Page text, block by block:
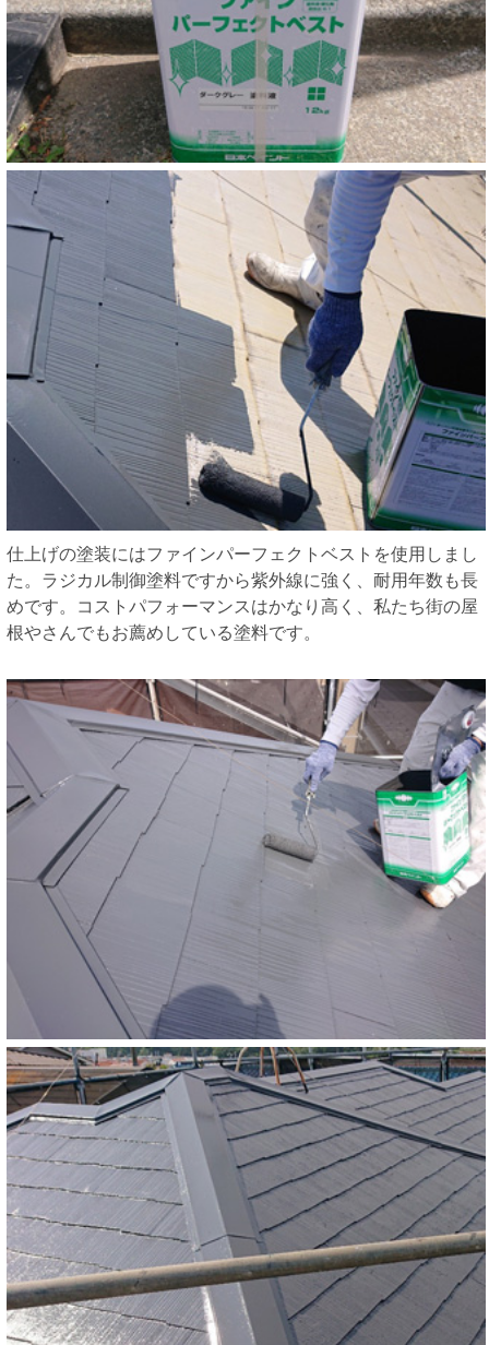
仕上げの塗装にはファインパーフェクトベストを使用しまし
た。ラジカル制御塗料ですから紫外線に強く、耐用年数も長
めです。コストパフォーマンスはかなり高く、私たち街の屋
根やさんでもお薦めしている塗料です。